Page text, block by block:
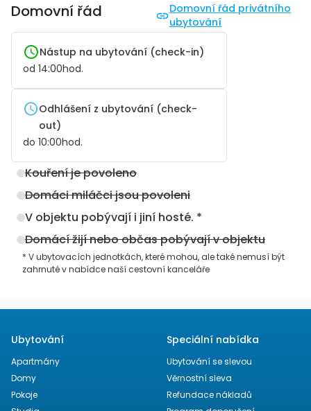
Domovní řád
Domovní řád privátního
ubytování
Nástup na ubytování (check-in)
od 14:00hod.
Odhlášení z ubytování (check-
out)
do 10:00hod.
Kouření je povoleno
Domáci miláčci jsou povoleni
V objektu pobývají i jiní hosté. *
Domácí žijí nebo občas pobývají v objektu
* V ubytovacích jednotkách, které mohou, ale také nemusí být
zahrnuté v nabídce naší cestovní kanceláře
Ubytování
Apartmány
Domy
Pokoje
Speciální nabídka
Ubytování se slevou
Věrnostní sleva
Refundace nákladů